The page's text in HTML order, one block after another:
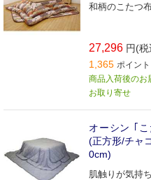
和柄のこたつ
27,296 円(税
1,365 ポイン
商品入荷後の
お取り寄せ
オーシン ｢
(正方形/チャ
0cm)
肌触りが気持